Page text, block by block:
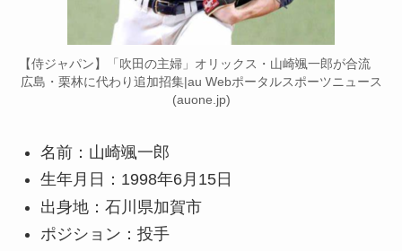
【侍ジャパン】「吹田の主婦」オリックス・山崎颯一郎が合流
広島・栗林に代わり追加招集|au Webポータルスポーツニュース
(auone.jp)
名前：山崎颯一郎
生年月日：1998年6月15日
出身地：石川県加賀市
ポジション：投手